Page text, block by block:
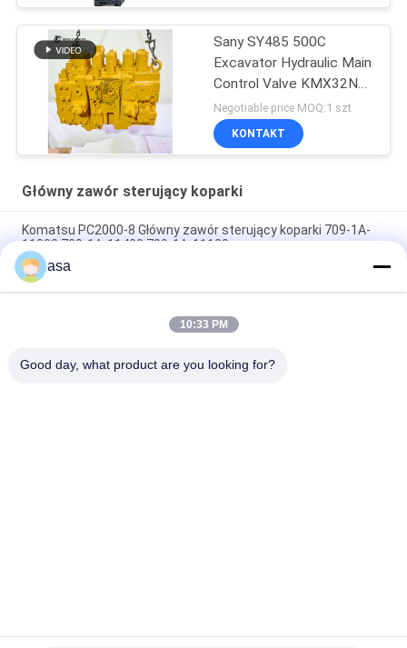
Sany SY485 500C
Excavator Hydraulic Main
Control Valve KMX32NA
High Quality
Negotiable price MOQ:1 szt
KONTAKT
Główny zawór sterujący koparki
Komatsu PC2000-8 Główny zawór sterujący koparki 709-1A-
11300 709-1A-11400 709-1A-11100
PC160LC-7 PC160-7 Wynęgarka z zawórami sterującymi
Komatsu, 723-57-16100 Główne części wykopalni
VOE14541591 Główny zawór sterujący koparki dla Volvo
asa
10:33 PM
Good day, what product are you looking for?